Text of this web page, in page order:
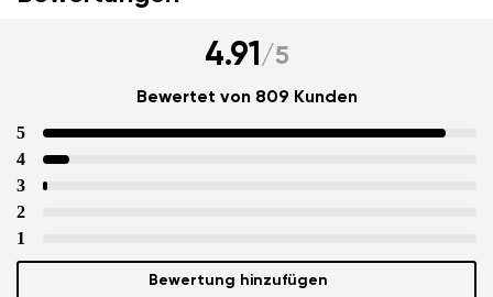
4.91 /5
Bewertet von 809 Kunden
5
4
3
2
1
Bewertung hinzufügen